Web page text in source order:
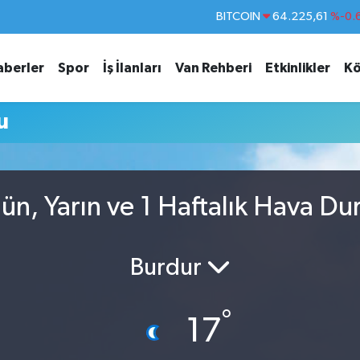
BITCOIN 64.225,61 %-
EURO 55,0406 %-
STERLİN 64,2143
13.799
Spor İş İlanları Van Rehberi Etkinlikler
Yarın ve 1 Haftalık Hava
Burdur
17°